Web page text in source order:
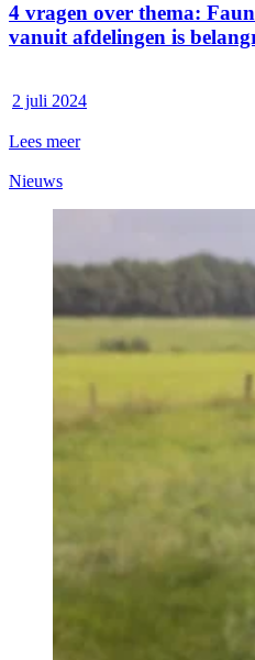
4 vragen over thema:
vanuit afdelingen is
2 juli 2024
Lees meer
Nieuws